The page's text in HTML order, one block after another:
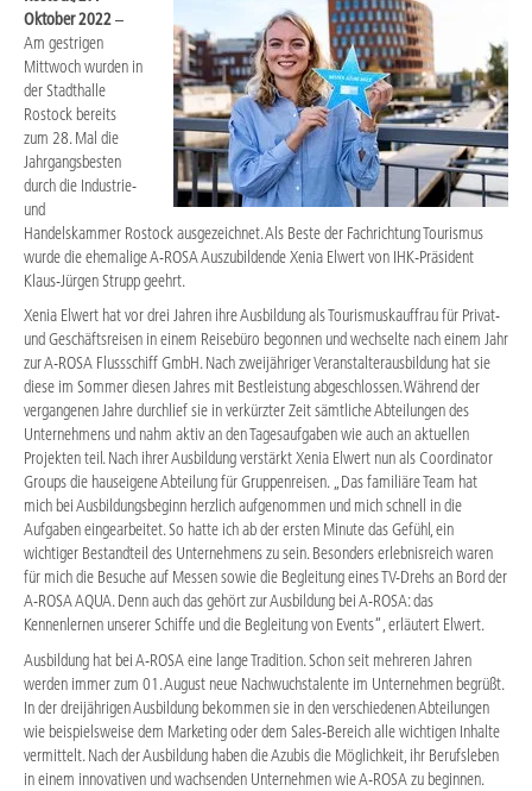
Oktober 2022–
Am gestrigen
Mittwoch wurden in
der Stadthalle
Rostock bereits
zum 28. Mal die
Jahrgangsbesten
durch die Industrie-
und
Handelskammer Rostock ausgezeichnet. Als Beste der Fachrichtung Tourismus
wurde die ehemalige A-ROSA Auszubildende Xenia Elwert von IHK-Präsident
Klaus-Jürgen Strupp geehrt.
Xenia Elwert hat vor drei Jahren ihre Ausbildung als Tourismuskauffrau für Privat-
und Geschäftsreisen in einem Reisebüro begonnen und wechselte nach einem Jahr
zur A-ROSA Flussschiff GmbH. Nach zweijähriger Veranstalterausbildung hat sie
diese im Sommer diesen Jahres mit Bestleistung abgeschlossen. Während der
vergangenen Jahre durchlief sie in verkürzter Zeit sämtliche Abteilungen des
Unternehmens und nahm aktiv an den Tagesaufgaben wie auch an aktuellen
Projekten teil. Nach ihrer Ausbildung verstärkt Xenia Elwert nun als Coordinator
Groups die hauseigene Abteilung für Gruppenreisen. „Das familiäre Team hat
mich bei Ausbildungsbeginn herzlich aufgenommen und mich schnell in die
Aufgaben eingearbeitet. So hatte ich ab der ersten Minute das Gefühl, ein
wichtiger Bestandteil des Unternehmens zu sein. Besonders erlebnisreich waren
für mich die Besuche auf Messen sowie die Begleitung eines TV-Drehs an Bord der
A-ROSA AQUA. Denn auch das gehört zur Ausbildung bei A-ROSA: das
Kennenlernen unserer Schiffe und die Begleitung von Events“, erläutert Elwert.
Ausbildung hat bei A-ROSA eine lange Tradition. Schon seit mehreren Jahren
werden immer zum 01. August neue Nachwuchstalente im Unternehmen begrüßt.
In der dreijährigen Ausbildung bekommen sie in den verschiedenen Abteilungen
wie beispielsweise dem Marketing oder dem Sales-Bereich alle wichtigen Inhalte
vermittelt. Nach der Ausbildung haben die Azubis die Möglichkeit, ihr Berufsleben
in einem innovativen und wachsenden Unternehmen wie A-ROSA zu beginnen.